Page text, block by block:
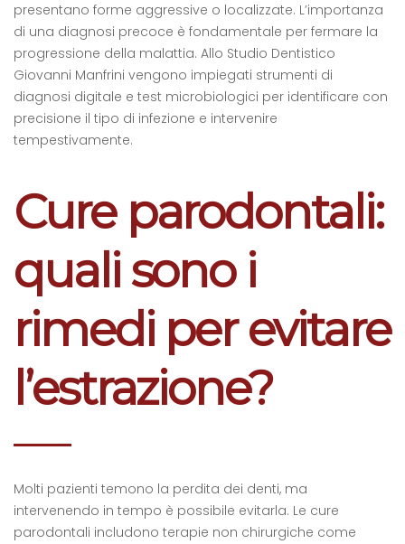
presentano forme aggressive o localizzate. L’importanza
di una diagnosi precoce è fondamentale per fermare la
progressione della malattia. Allo Studio Dentistico
Giovanni Manfrini vengono impiegati strumenti di
diagnosi digitale e test microbiologici per identificare con
precisione il tipo di infezione e intervenire
tempestivamente.
Cure parodontali:
quali sono i
rimedi per evitare
l’estrazione?
Molti pazienti temono la perdita dei denti, ma
intervenendo in tempo è possibile evitarla. Le cure
parodontali includono terapie non chirurgiche come